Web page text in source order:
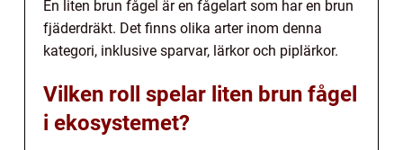
En liten brun fågel är en fågelart som har en brun
fjäderdräkt. Det finns olika arter inom denna
kategori, inklusive sparvar, lärkor och piplärkor.
Vilken roll spelar liten brun fågel
i ekosystemet?